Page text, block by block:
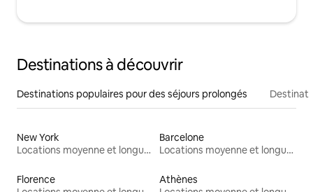
Destinations à découvrir
Destinations populaires pour des séjours prolongés
New York
Locations moyenne et longue durée
Barcelone
Locations moyenne et longue durée
Florence
Athènes